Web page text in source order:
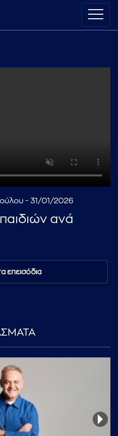
- 31/01/2026
ανά
επεισόδια